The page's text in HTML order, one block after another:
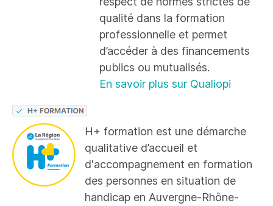
qualité dans la formation
professionnelle et permet
d’accéder à des financements
publics ou mutualisés.
En savoir plus sur Qualiopi
H+ formation est une démarche
qualitative d’accueil et
d'accompagnement en formation
des personnes en situation de
handicap en Auvergne-Rhône-